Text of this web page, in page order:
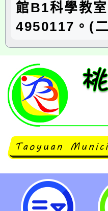
館B1科學教
4950117。(
國立臺灣科學
人才培育計畫—